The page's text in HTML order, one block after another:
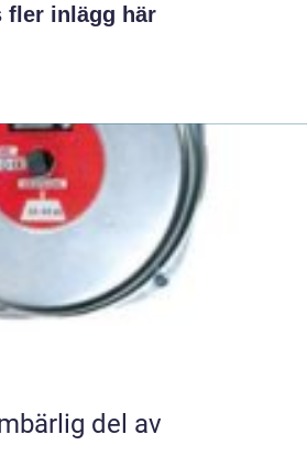
fler inlägg här
del av